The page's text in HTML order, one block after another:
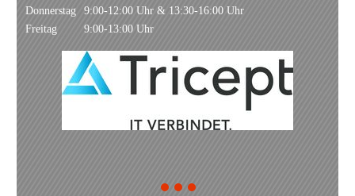
Donnerstag
9:00-12:00 Uhr & 13:30-16:00 Uhr
Freitag
9:00-13:00 Uhr
1 2 3